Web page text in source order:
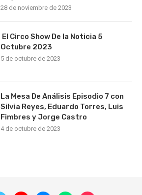
28 de noviembre de 2023
El Circo Show De la Noticia 5
Octubre 2023
5 de octubre de 2023
La Mesa De Análisis Episodio 7 con
Silvia Reyes, Eduardo Torres, Luis
Fimbres y Jorge Castro
4 de octubre de 2023